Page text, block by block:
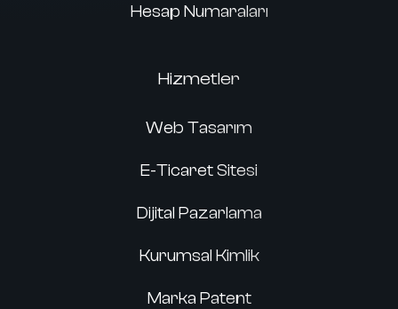
Hesap Numaraları
Hizmetler
Web Tasarım
E-Ticaret Sitesi
Dijital Pazarlama
Kurumsal Kimlik
Marka Patent